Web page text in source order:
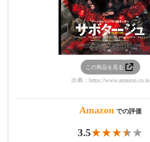
この商品を見る
出典： https://www.amazon.co.jp
Amazon での評価
3.5